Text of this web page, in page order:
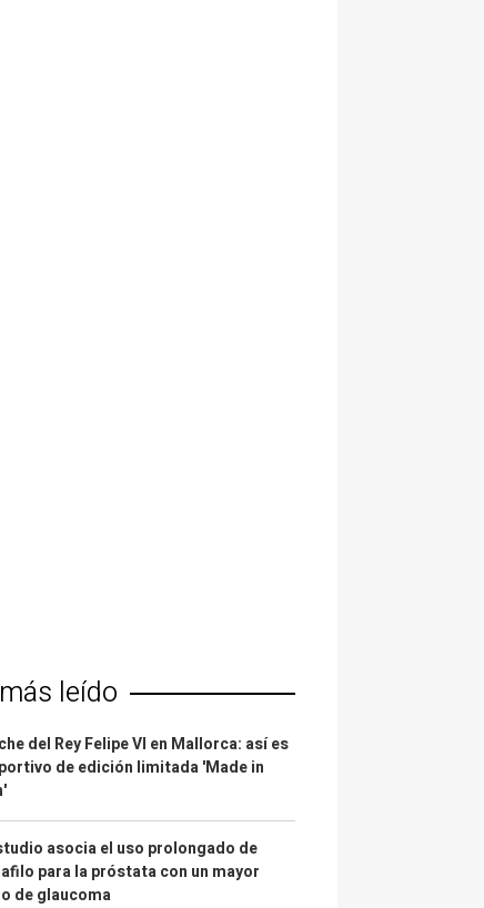
leído
del Rey Felipe VI en Mallorca: así es
de edición limitada 'Made in
asocia el uso prolongado de
para la próstata con un mayor
de glaucoma